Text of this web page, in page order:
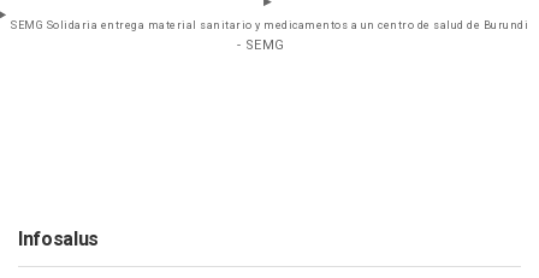
SEMG Solidaria entrega material sanitario y medicamentos a un centro de salud de Burundi
- SEMG
Infosalus